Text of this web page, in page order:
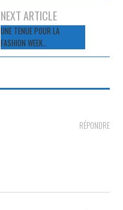
NEXT ARTICLE
UNE TENUE POUR LA
FASHION WEEK…
RÉPONDRE